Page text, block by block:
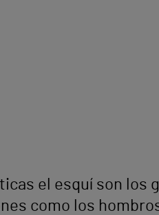
el esquí son los
como los